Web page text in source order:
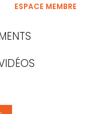
ESPACE MEMBRE